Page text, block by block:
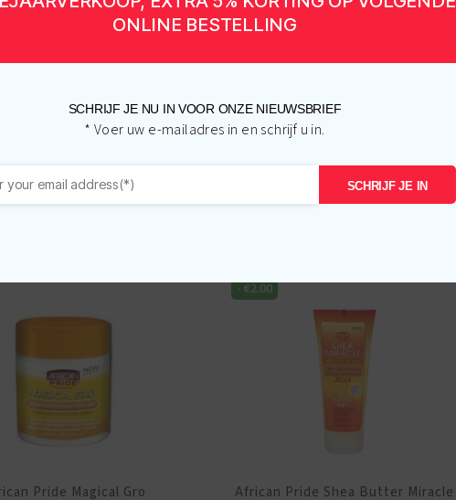
Gerelateerde producten
Pride Magical Gro
-€2.00
African Pride Shea Butter Miracle
ONLINE BESTELLING
SCHRIJF JE NU IN VOOR ONZE NIEUWSBRIEF
* Voer uw e-mailadres in en schrijf u in.
SCHRIJF JE IN